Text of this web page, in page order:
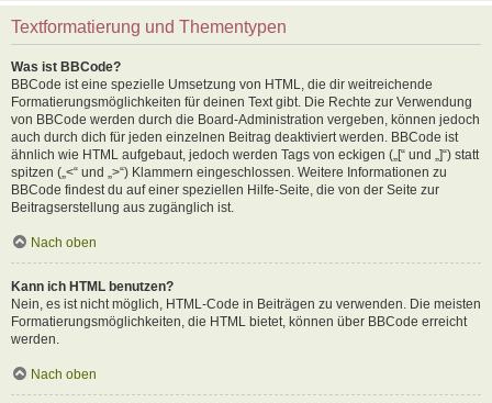
Textformatierung und Thementypen
Was ist BBCode?
BBCode ist eine spezielle Umsetzung von HTML, die dir weitreichende
Formatierungsmöglichkeiten für deinen Text gibt. Die Rechte zur Verwendung
von BBCode werden durch die Board-Administration vergeben, können jedoch
auch durch dich für jeden einzelnen Beitrag deaktiviert werden. BBCode ist
ähnlich wie HTML aufgebaut, jedoch werden Tags von eckigen („[“ und „]“) statt
spitzen („<“ und „>“) Klammern eingeschlossen. Weitere Informationen zu
BBCode findest du auf einer speziellen Hilfe-Seite, die von der Seite zur
Beitragserstellung aus zugänglich ist.
Nach oben
Kann ich HTML benutzen?
Nein, es ist nicht möglich, HTML-Code in Beiträgen zu verwenden. Die meisten
Formatierungsmöglichkeiten, die HTML bietet, können über BBCode erreicht
werden.
Nach oben